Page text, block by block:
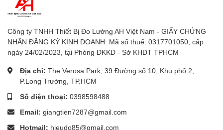
- Lựa chọn đơn vị: Kg, LB, Newton
- Thời gian phản hồi nhanh/chậm: Nhanh (khoảng 0,2
giây), Chậm (khoảng 0,6 giây)
- Nguồn điện: 6 pin AA 1,5V (UM-3)
- Đầu vào bộ chuyển đổi DC 9V (không bao gồm bộ
chuyển đổi)
Công ty TNHH Thiết Bị Đo Lường AH Việt Nam - GIẤY CHỨNG
NHẬN ĐĂNG KÝ KINH DOANH: Mã số thuế: 0317701050, cấp
ngày 24/02/2023, tại Phòng ĐKKD - Sở KHĐT TPHCM
Địa chỉ: The Verosa Park, 39 Đường số 10, Khu phố 2,
P.Long Trường, TP.HCM
Số điện thoại: 0398598488
Email: giangtien7287@gmail.com
Hotmail: hieudo85@gmail.com